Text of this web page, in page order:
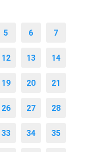
5 6 7
12 13 14
19 20 21
26 27 28
33 34 35